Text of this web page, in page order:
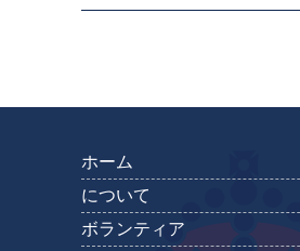
ホーム
について
ボランティア